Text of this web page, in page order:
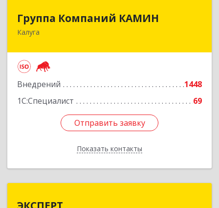
Группа Компаний КАМИН
Калуга
Внедрений
1448
1С:Специалист
69
Отправить заявку
Показать контакты
Группа Компаний КАМИН
248023, Калужская обл, Калуга г, Теренинский
Отправить заявку
Назад